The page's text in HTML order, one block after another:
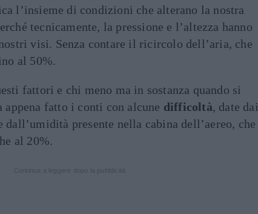
l’insieme di condizioni che alterano la nostra
tecnicamente, la pressione e l’altezza hanno
visi. Senza contare il ricircolo dell’aria, che
al 50%.
fattori e chi meno ma in sostanza quando si
appena fatto i conti con alcune difficoltà, date dai
presente nella cabina dell’aereo, che
al 20%.